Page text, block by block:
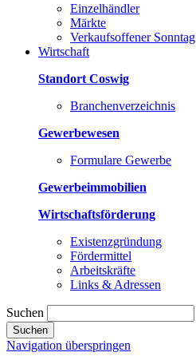
Einzelhändler
Märkte
Verkaufsoffener Sonntag
Wirtschaft
Standort Coswig
Branchenverzeichnis
Gewerbewesen
Formulare Gewerbe
Gewerbeimmobilien
Wirtschaftsförderung
Existenzgründung
Fördermittel
Arbeitskräfte
Links & Adressen
Suchen
Suchen
Navigation überspringen